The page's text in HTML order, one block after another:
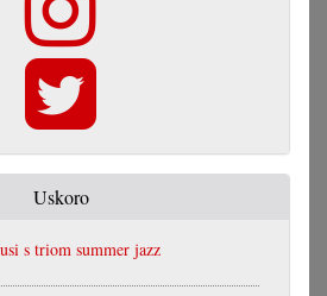
Uskoro
s triom summer jazz